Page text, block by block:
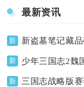
最新资讯
新 新盗墓笔记藏
新 少年三国志2魏
新 三国志战略版